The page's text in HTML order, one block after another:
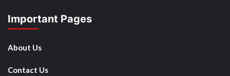
Important Pages
About Us
Contact Us